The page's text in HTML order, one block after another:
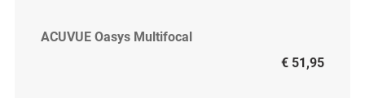
ACUVUE Oasys Multifocal
€ 51,95